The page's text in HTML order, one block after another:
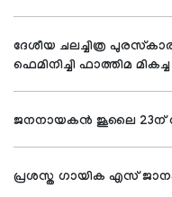
ദേശീയ ചലച്ചിത്ര
ഫെമിനിച്ചി ഫാത്തിമ
ജനനായകന്‍ ജൂലൈ 23ന്
പ്രശസ്ത ഗായിക എസ്